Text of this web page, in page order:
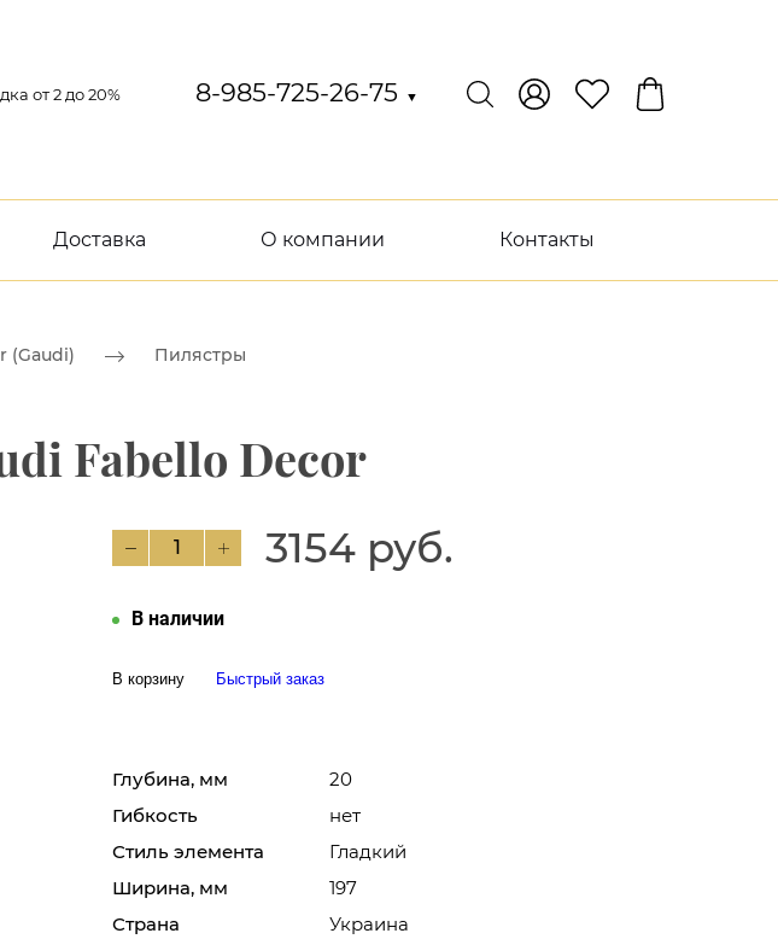
от 2 до 20% 8-985-725-26-75 ▼
Доставка О компании Контакты
(Gaudi) Пилястры
Fabello Decor
3154 руб.
В наличии
В корзину Быстрый заказ
Глубина, мм
20
Гибкость
нет
Стиль элемента
Гладкий
Ширина, мм
197
Страна
Украина